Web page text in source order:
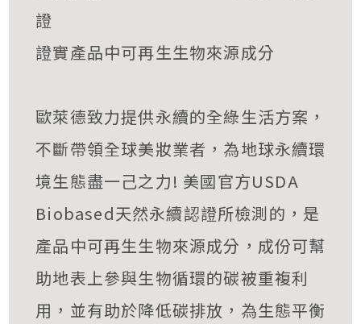
證
證實產品中可再生生物來源成分
歐萊德致力提供永續的全綠生活方案，
不斷帶領全球美妝業者，為地球永續環
境生態盡一己之力! 美國官方USDA
Biobased天然永續認證所檢測的，是
產品中可再生生物來源成分，成份可幫
助地表上參與生物循環的碳被重複利
用，並有助於降低碳排放，為生態平衡